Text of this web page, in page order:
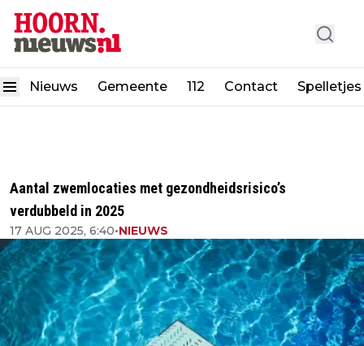
Nieuws Gemeente 112 Contact Spelletjes
Aantal zwemlocaties met gezondheidsrisico’s
verdubbeld in 2025
17 AUG 2025, 6:40•NIEUWS